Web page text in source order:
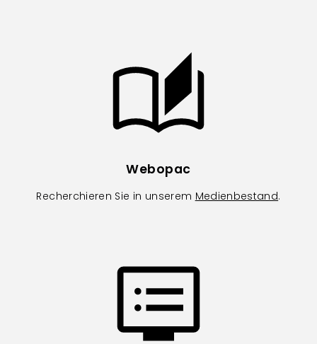
Webopac
Recherchieren Sie in unserem Medienbestand.